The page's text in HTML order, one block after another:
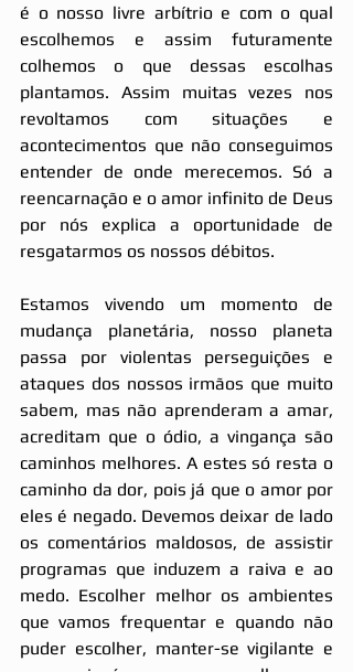
é o nosso livre arbítrio e com o qual
escolhemos e assim futuramente
colhemos o que dessas escolhas
plantamos. Assim muitas vezes nos
revoltamos com situações e
acontecimentos que não conseguimos
entender de onde merecemos. Só a
reencarnação e o amor infinito de Deus
por nós explica a oportunidade de
resgatarmos os nossos débitos.
Estamos vivendo um momento de
mudança planetária, nosso planeta
passa por violentas perseguições e
ataques dos nossos irmãos que muito
sabem, mas não aprenderam a amar,
acreditam que o ódio, a vingança são
caminhos melhores. A estes só resta o
caminho da dor, pois já que o amor por
eles é negado. Devemos deixar de lado
os comentários maldosos, de assistir
programas que induzem a raiva e ao
medo. Escolher melhor os ambientes
que vamos frequentar e quando não
puder escolher, manter-se vigilante e